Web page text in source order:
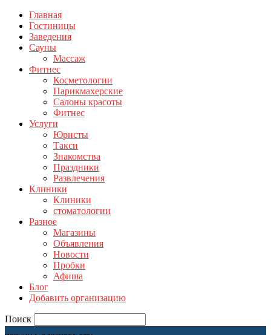
Главная
Гостиницы
Заведения
Сауны
Массаж
Фитнес
Косметологии
Парикмахерские
Салоны красоты
Фитнес
Услуги
Юристы
Такси
Знакомства
Праздники
Развлечения
Клиники
Клиники
стоматологии
Разное
Магазины
Объявления
Новости
Пробки
Афиша
Блог
Добавить организацию
Поиск